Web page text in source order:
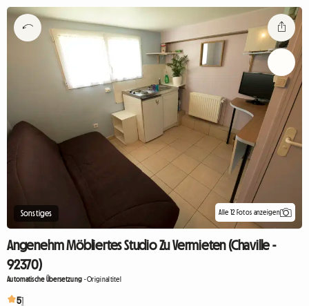
Sonstiges Alle 12 Fotos anzeigen
Angenehm Möbliertes Studio Zu Vermieten (Chaville -
92370)
Automatische Übersetzung -Originaltitel
51